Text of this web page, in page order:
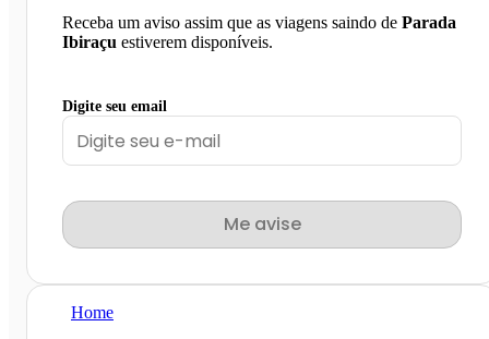
Receba um aviso assim que as viagens saindo de Parada
Ibiraçu estiverem disponíveis.
Digite seu email
Me avise
Home